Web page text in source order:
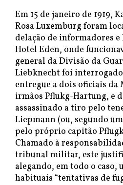
Em 15 de janeiro de 1919,
Rosa Luxemburg foram
delação de informadores e
Hotel Eden, onde
general da Divisão da
Liebknecht foi
entregue a dois oficiais da
irmãos Pflukg-Hartung, e
assassinado a tiro pelo
Liepmann (ou, segundo
pelo próprio capitão
Chamado à
tribunal militar, este
alegando, em todo o caso,
habituais “tentativas de